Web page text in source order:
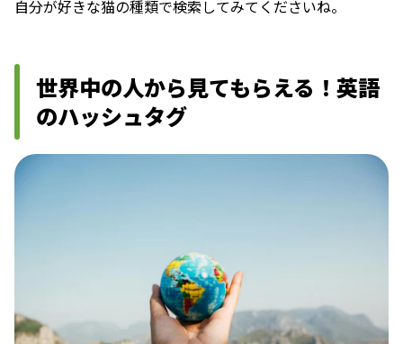
自分が好きな猫の種類で検索してみてくださいね。
世界中の人から見てもらえる！英語
のハッシュタグ